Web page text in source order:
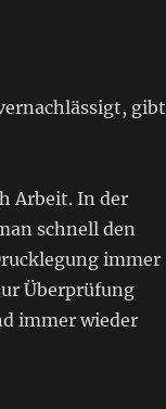
gibt
Arbeit. In der
schnell den
immer
Überprüfung
immer wieder